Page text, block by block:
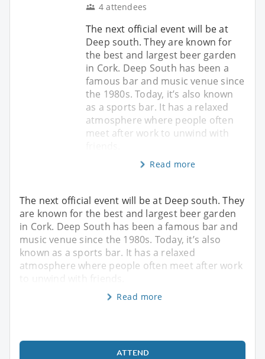
4 attendees
The next official event will be at
Deep south. They are known for
the best and largest beer garden
in Cork. Deep South has been a
famous bar and music venue since
the 1980s. Today, it’s also known
as a sports bar. It has a relaxed
atmosphere where people often
meet after work to unwind with
Read more
The next official event will be at Deep south. They
are known for the best and largest beer garden
in Cork. Deep South has been a famous bar and
music venue since the 1980s. Today, it’s also
known as a sports bar. It has a relaxed
atmosphere where people often meet after work
to unwind with friends.
Read more
ATTEND